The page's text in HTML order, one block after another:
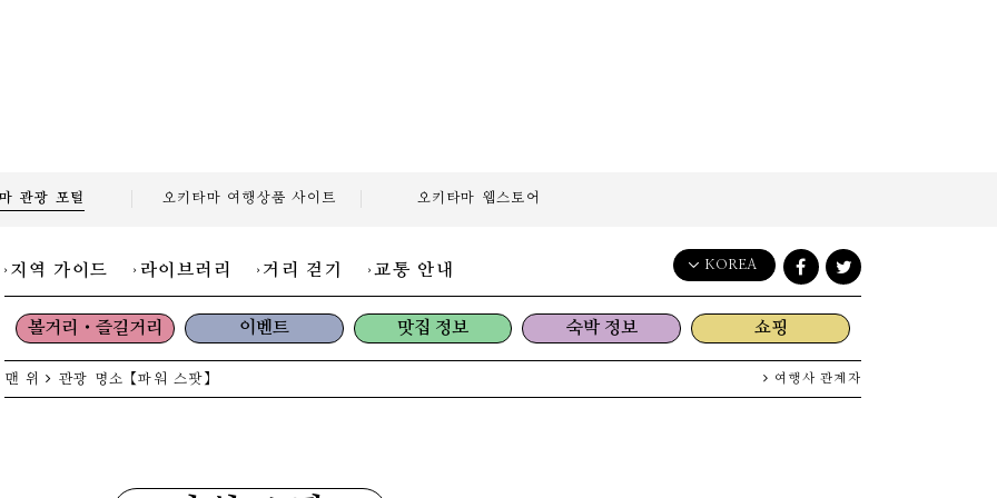
관광 포털 오키타마 여행상품 사이트 오키타마 웹스토어
지역 가이드 라이브러리 거리 걷기 교통 안내 KOREA
English
日本語
한국어
简体中文
볼거리・즐길거리 이벤트 맛집 정보 숙박 정보 쇼핑
맨 위 관광 명소 【파워 스팟】 여행사 관계자